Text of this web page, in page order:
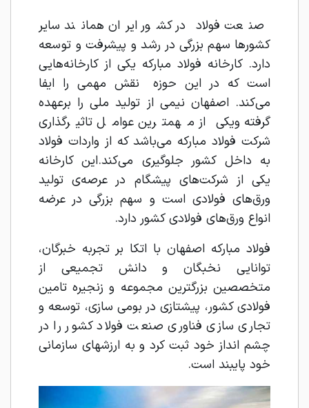
صنعت فولاد در کشور ایران همانند سایر
کشورها سهم بزرگی در رشد و پیشرفت و توسعه
دارد. کارخانه فولاد مبارکه یکی از کارخانه‌هایی
است که در این حوزه نقش مهمی را ایفا
می‌کند. اصفهان نیمی از تولید ملی را برعهده
گرفته ویکی از مهمترین عوامل تاثیرگذاری
شرکت فولاد مبارکه می‌باشد که از واردات فولاد
به داخل کشور جلوگیری می‌کند.این کارخانه
یکی از شرکت‌های پیشگام در عرصه‌ی تولید
ورق‌های فولادی است و سهم بزرگی در عرضه
انواع ورق‌های فولادی کشور دارد.
فولاد مبارکه اصفهان با اتکا بر تجربه خبرگان،
توانايی نخبگان و دانش تجميعی از
متخصصین بزرگترين مجموعه و زنجیره تامین
فولادی کشور، پيشتازی در بومي سازي، توسعه و
تجاری سازی فناوری صنعت فولاد کشور را در
چشم انداز خود ثبت کرد و به ارزشهای سازمانی
خود پايبند است.